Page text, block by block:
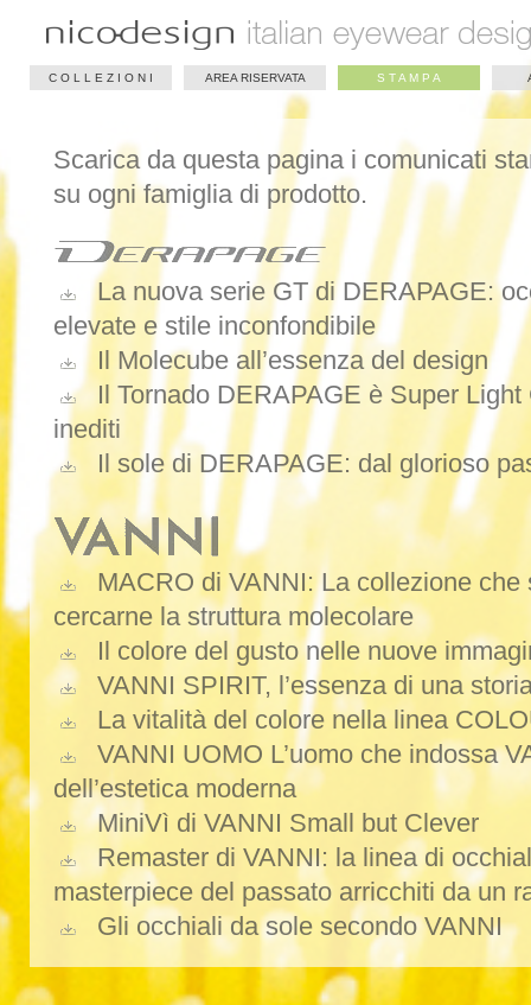
C O L L E Z I O N I AREA RISERVATA S T A M P A
Scarica da questa pagina i comunicati
su ogni famiglia di prodotto.
La nuova serie GT di DERAPAGE:
elevate e stile inconfondibile
Il Molecube all’essenza del design
Il Tornado DERAPAGE è Super Light
inediti
Il sole di DERAPAGE: dal glorioso
MACRO di VANNI: La collezione che
cercarne la struttura molecolare
Il colore del gusto nelle nuove
VANNI SPIRIT, l’essenza di una
La vitalità del colore nella linea
VANNI UOMO L’uomo che indossa
dell’estetica moderna
MiniVì di VANNI Small but Clever
Remaster di VANNI: la linea di
masterpiece del passato arricchiti da un
Gli occhiali da sole secondo VANNI